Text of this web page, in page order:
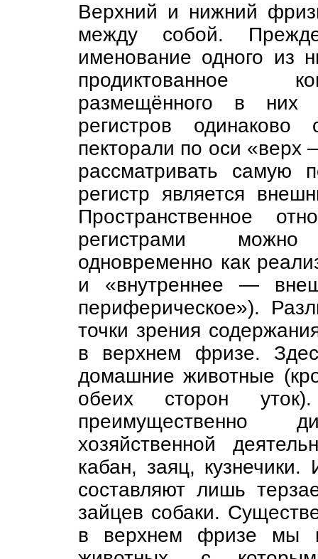
Верхний и нижний
между собой.
именование одного из
продиктованное
размещённого в них
регистров одинаково
пекторали по оси
рассматривать самую
регистр является
Пространственное
регистрами можно
одновременно как
и «внутреннее —
периферическое»).
точки зрения
в верхнем фризе.
домашние животные
обеих сторон
преимущественно
хозяйственной
кабан, заяц,
составляют лишь
зайцев собаки.
в верхнем фризе мы